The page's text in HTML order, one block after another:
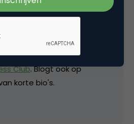
en mede-oprichter
Club. Blogt ook op
korte bio's.